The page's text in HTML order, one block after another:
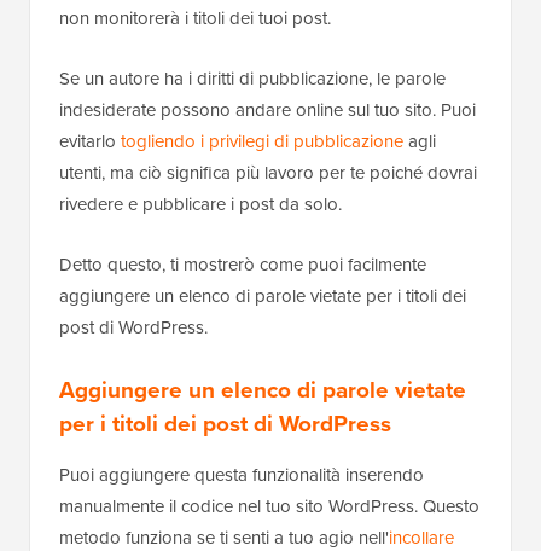
non monitorerà i titoli dei tuoi post.
Se un autore ha i diritti di pubblicazione, le parole
indesiderate possono andare online sul tuo sito. Puoi
evitarlo togliendo i privilegi di pubblicazioneagli
utenti, ma ciò significa più lavoro per te poiché dovrai
rivedere e pubblicare i post da solo.
Detto questo, ti mostrerò come puoi facilmente
aggiungere un elenco di parole vietate per i titoli dei
post di WordPress.
Aggiungere un elenco di parole vietate
per i titoli dei post di WordPress
Puoi aggiungere questa funzionalità inserendo
manualmente il codice nel tuo sito WordPress. Questo
metodo funziona se ti senti a tuo agio nell'incollare